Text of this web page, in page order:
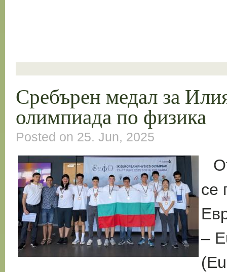
Сребърен медал за
олимпиада по физика
Posted on 25. Jun, 2025
се
–